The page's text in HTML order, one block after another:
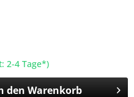
2-4 Tage*)
den Warenkorb